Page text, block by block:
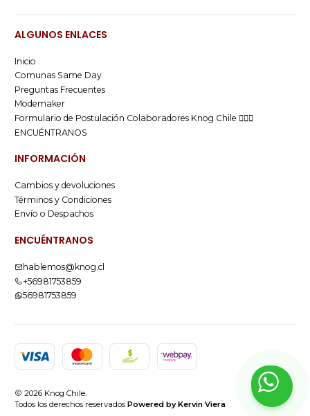
ALGUNOS ENLACES
Inicio
Comunas Same Day
Preguntas Frecuentes
Modemaker
Formulario de Postulación Colaboradores Knog Chile 🚴🏻‍♂️
ENCUÉNTRANOS
INFORMACIÓN
Cambios y devoluciones
Términos y Condiciones
Envío o Despachos
ENCUÉNTRANOS
hablemos@knog.cl
+56981753859
56981753859
2026 Knog Chile.
Todos los derechos reservados Powered by Kervin Viera